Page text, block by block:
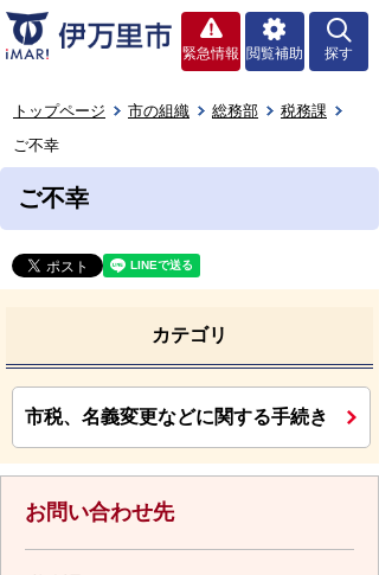
緊急情報 閲覧補助 探す
トップページ 市の組織 総務部
税務課
ご不幸
ご不幸
カテゴリ
市税、名義変更などに関する手続き
お問い合わせ先